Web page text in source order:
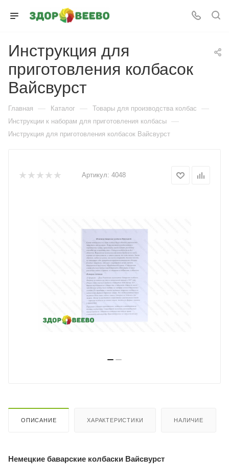
Инструкция для
приготовления колбасок
Вайсвурст
Главная — Каталог — Товары для производства колбас —
Инструкции к наборам для приготовления колбасы —
Инструкция для приготовления колбасок Вайсвурст
Артикул: 4048
ОПИСАНИЕ ХАРАКТЕРИСТИКИ НАЛИЧИЕ
Немецкие баварские колбаски Вайсвурст